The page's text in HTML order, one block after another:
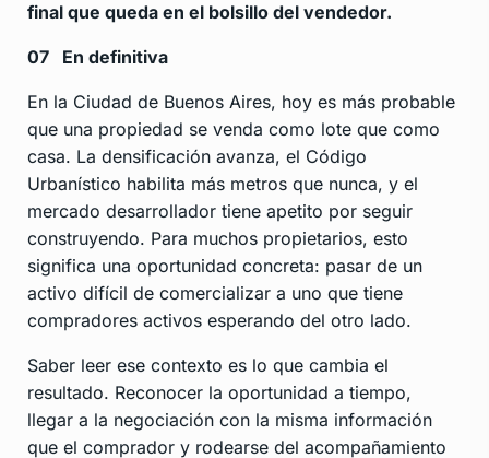
final que queda en el bolsillo del vendedor.
07 En definitiva
En la Ciudad de Buenos Aires, hoy es más probable
que una propiedad se venda como lote que como
casa. La densificación avanza, el Código
Urbanístico habilita más metros que nunca, y el
mercado desarrollador tiene apetito por seguir
construyendo. Para muchos propietarios, esto
significa una oportunidad concreta: pasar de un
activo difícil de comercializar a uno que tiene
compradores activos esperando del otro lado.
Saber leer ese contexto es lo que cambia el
resultado. Reconocer la oportunidad a tiempo,
llegar a la negociación con la misma información
que el comprador y rodearse del acompañamiento